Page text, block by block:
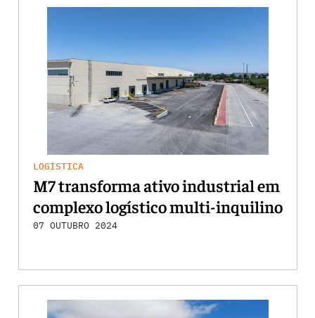
LOGÍSTICA
M7 transforma ativo industrial em
complexo logístico multi-inquilino
07 OUTUBRO 2024